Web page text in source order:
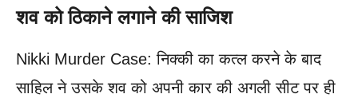
शव को ठिकाने लगाने की साजिश
Nikki Murder Case: निक्की का कत्ल करने के बाद
साहिल ने उसके शव को अपनी कार की अगली सीट पर ही